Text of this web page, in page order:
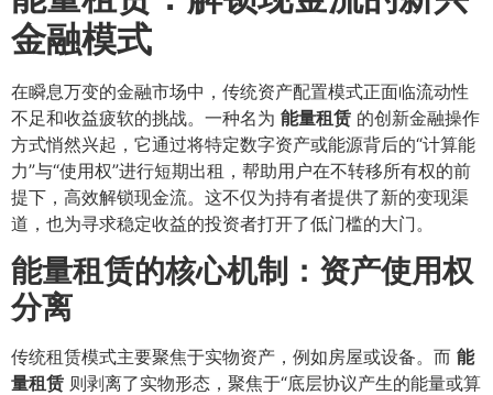
金融模式
在瞬息万变的金融市场中，传统资产配置模式正面临流动性
不足和收益疲软的挑战。一种名为 能量租赁 的创新金融操作
方式悄然兴起，它通过将特定数字资产或能源背后的“计算能
力”与“使用权”进行短期出租，帮助用户在不转移所有权的前
提下，高效解锁现金流。这不仅为持有者提供了新的变现渠
道，也为寻求稳定收益的投资者打开了低门槛的大门。
能量租赁的核心机制：资产使用权
分离
传统租赁模式主要聚焦于实物资产，例如房屋或设备。而 能
量租赁 则剥离了实物形态，聚焦于“底层协议产生的能量或算